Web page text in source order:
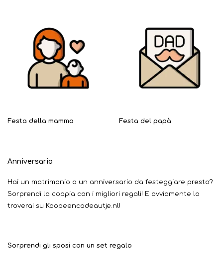
Festa della mamma Festa del papà
Anniversario
Hai un matrimonio o un anniversario da festeggiare presto?
Sorprendi la coppia con i migliori regali! E ovviamente lo
troverai su Koopeencadeautje.nl!
Sorprendi gli sposi con un set regalo